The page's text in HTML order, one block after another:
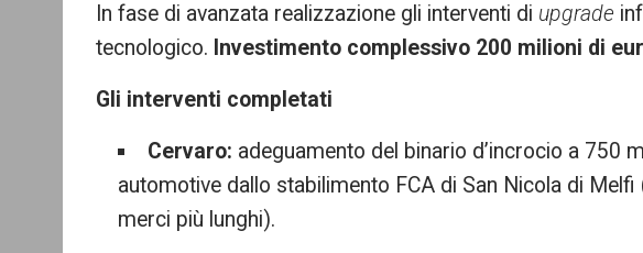
In fase di avanzata realizzazione gli interventi di upgrade
tecnologico. Investimento complessivo 200 milioni di
Gli interventi completati
Cervaro: adeguamento del binario d’incrocio a 750
automotive dallo stabilimento FCA di San Nicola di
merci più lunghi).